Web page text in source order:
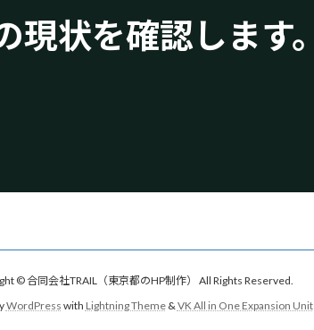
状を確認します。
© 合同会社TRAIL（東京都のHP制作） All Rights Reserved.
WordPress with Lightning Theme& VK All in One Expansion Unit